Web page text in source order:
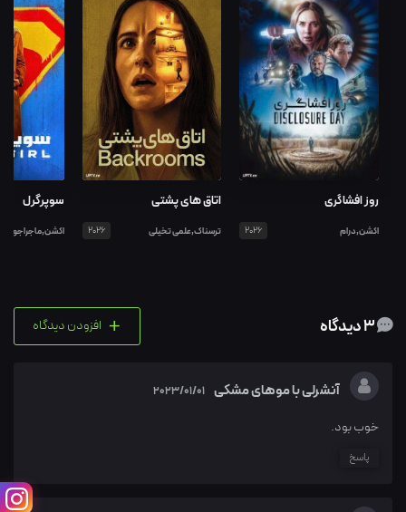
روز افشاگری
اکشن,درام 2026
اتاق های پشتی
ترسناک,علمی تخیلی 2026
سوپرگرل
اکشن,ماجراجویی
+ افزودن دیدگاه
آنشرلی با موهای مشکی 2023/01/01
خوب بود.
پاسخ